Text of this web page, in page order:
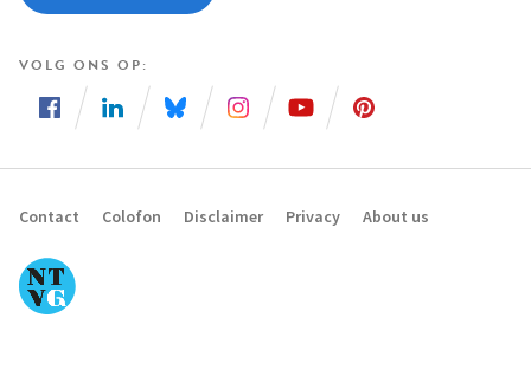
VOLG ONS OP
ons
op
ons
op
ons
ons
op
ons
op
ons
op
Footer
navigation
Contact Colofon Disclaimer Privacy About us